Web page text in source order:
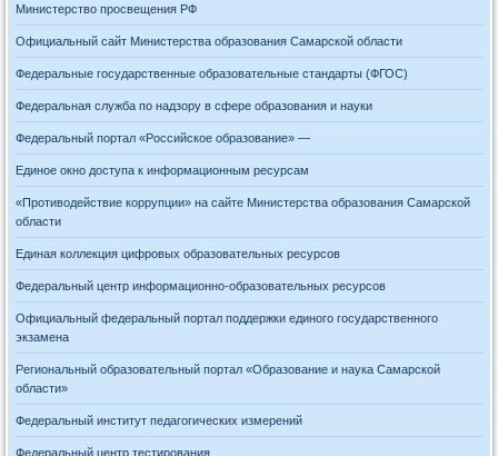
Министерство просвещения РФ
Официальный сайт Министерства образования Самарской области
Федеральные государственные образовательные стандарты (ФГОС)
Федеральная служба по надзору в сфере образования и науки
Федеральный портал «Российское образование» —
Единое окно доступа к информационным ресурсам
«Противодействие коррупции» на сайте Министерства образования Самарской
области
Единая коллекция цифровых образовательных ресурсов
Федеральный центр информационно-образовательных ресурсов
Официальный федеральный портал поддержки единого государственного
экзамена
Региональный образовательный портал «Образование и наука Самарской
области»
Федеральный институт педагогических измерений
Федеральный центр тестирования